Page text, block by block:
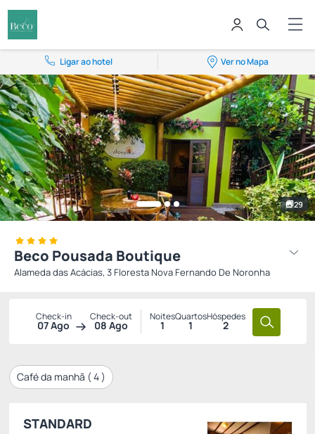
Ligar ao hotel Ver no Mapa
29
Beco Pousada Boutique
Alameda das Acácias, 3 Floresta Nova Fernando De Noronha
Check-in
07 Ago
Check-out
08 Ago
Noites
1
Quartos
1
Hóspedes
2
Café da manhã ( 4)
STANDARD